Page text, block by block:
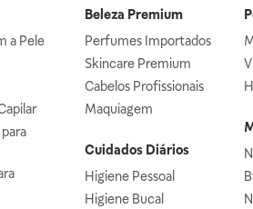
a Pele
Beleza Premium
Perfumes Importados
Skincare Premium
Cabelos Profissionais
Maquiagem
Cuidados Diários
Higiene Pessoal
Higiene Bucal